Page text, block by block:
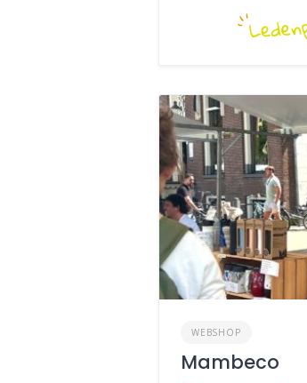
WEBSHOP
Mambeco